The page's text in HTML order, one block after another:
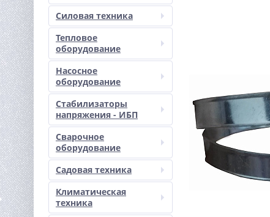
Силовая техника
Тепловое
оборудование
Насосное
оборудование
Стабилизаторы
напряжения - ИБП
Сварочное
оборудование
Садовая техника
Климатическая
техника